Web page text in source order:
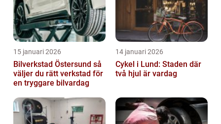
15 januari 2026
Bilverkstad Östersund så
väljer du rätt verkstad för
en tryggare bilvardag
14 januari 2026
Cykel i Lund: Staden där
två hjul är vardag